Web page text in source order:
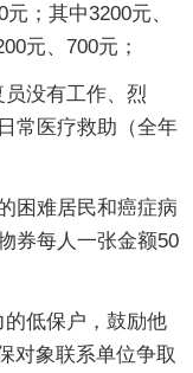
；其中3200元、
元、700元；
没有工作、烈
常医疗救助（全年
难居民和癌症病
券每人一张金额50
低保户，鼓励他
对象联系单位争取